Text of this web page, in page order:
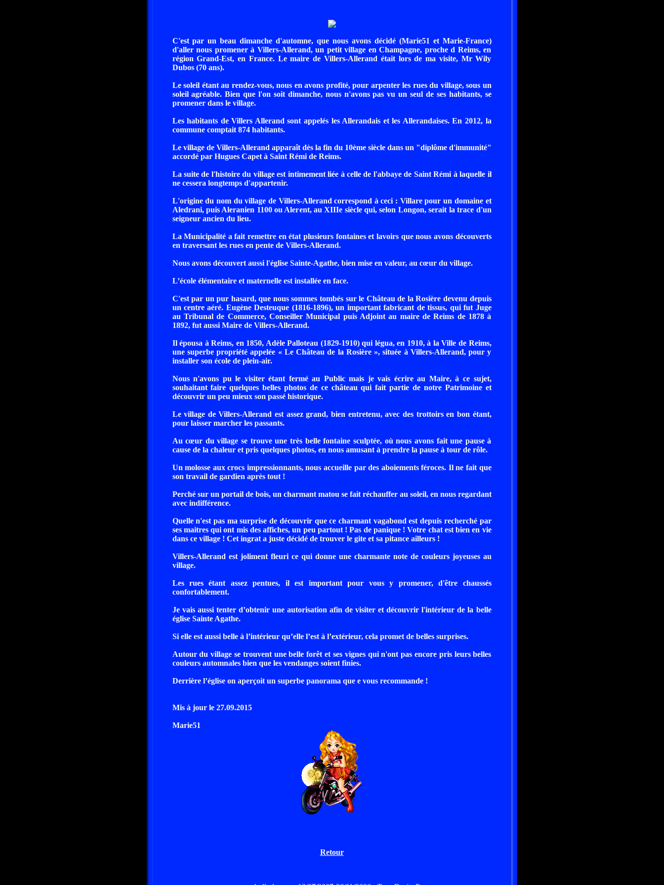
C'est par un beau dimanche d'automne, que nous avons décidé (Marie51 et Marie-France)
d'aller nous promener à Villers-Allerand, un petit village en Champagne, proche d Reims, en
région Grand-Est, en France. Le maire de Villers-Allerand était lors de ma visite, Mr Wily
Dubos (70 ans).
Le soleil étant au rendez-vous, nous en avons profité, pour arpenter les rues du village, sous un
soleil agréable. Bien que l'on soit dimanche, nous n'avons pas vu un seul de ses habitants, se
promener dans le village.
Les habitants de Villers Allerand sont appelés les Allerandais et les Allerandaises. En 2012, la
commune comptait 874 habitants.
Le village de Villers-Allerand apparaît dès la fin du 10ème siècle dans un "diplôme d'immunité"
accordé par Hugues Capet à Saint Rémi de Reims.
La suite de l'histoire du village est intimement liée à celle de l'abbaye de Saint Rémi à laquelle il
ne cessera longtemps d'appartenir.
L'origine du nom du village de Villers-Allerand correspond à ceci : Villare pour un domaine et
Aledrani, puis Aleranien 1100 ou Alerent, au XIIIe siècle qui, selon Longon, serait la trace d'un
seigneur ancien du lieu.
La Municipalité a fait remettre en état plusieurs fontaines et lavoirs que nous avons découverts
en traversant les rues en pente de Villers-Allerand.
Nous avons découvert aussi l'église Sainte-Agathe, bien mise en valeur, au cœur du village.
L’école élémentaire et maternelle est installée en face.
C'est par un pur hasard, que nous sommes tombés sur le Château de la Rosière devenu depuis
un centre aéré. Eugène Desteuque (1816-1896), un important fabricant de tissus, qui fut Juge
au Tribunal de Commerce, Conseiller Municipal puis Adjoint au maire de Reims de 1878 à
1892, fut aussi Maire de Villers-Allerand.
Il épousa à Reims, en 1850, Adèle Palloteau (1829-1910) qui légua, en 1910, à la Ville de Reims,
une superbe propriété appelée « Le Château de la Rosière », située à Villers-Allerand, pour y
installer son école de plein-air.
Nous n'avons pu le visiter étant fermé au Public mais je vais écrire au Maire, à ce sujet,
souhaitant faire quelques belles photos de ce château qui fait partie de notre Patrimoine et
découvrir un peu mieux son passé historique.
Le village de Villers-Allerand est assez grand, bien entretenu, avec des trottoirs en bon étant,
pour laisser marcher les passants.
Au cœur du village se trouve une très belle fontaine sculptée, où nous avons fait une pause à
cause de la chaleur et pris quelques photos, en nous amusant à prendre la pause à tour de rôle.
Un molosse aux crocs impressionnants, nous accueille par des aboiements féroces. Il ne fait que
son travail de gardien après tout !
Perché sur un portail de bois, un charmant matou se fait réchauffer au soleil, en nous regardant
avec indifférence.
Quelle n'est pas ma surprise de découvrir que ce charmant vagabond est depuis recherché par
ses maitres qui ont mis des affiches, un peu partout ! Pas de panique ! Votre chat est bien en vie
dans ce village ! Cet ingrat a juste décidé de trouver le gite et sa pitance ailleurs !
Villers-Allerand est joliment fleuri ce qui donne une charmante note de couleurs joyeuses au
village.
Les rues étant assez pentues, il est important pour vous y promener, d'être chaussés
confortablement.
Je vais aussi tenter d’obtenir une autorisation afin de visiter et découvrir l'intérieur de la belle
église Sainte Agathe.
Si elle est aussi belle à l’intérieur qu’elle l’est à l’extérieur, cela promet de belles surprises.
Autour du village se trouvent une belle forêt et ses vignes qui n'ont pas encore pris leurs belles
couleurs automnales bien que les vendanges soient finies.
Derrière l’église on aperçoit un superbe panorama que e vous recommande !
Mis à jour le 27.09.2015
Marie51
Retour